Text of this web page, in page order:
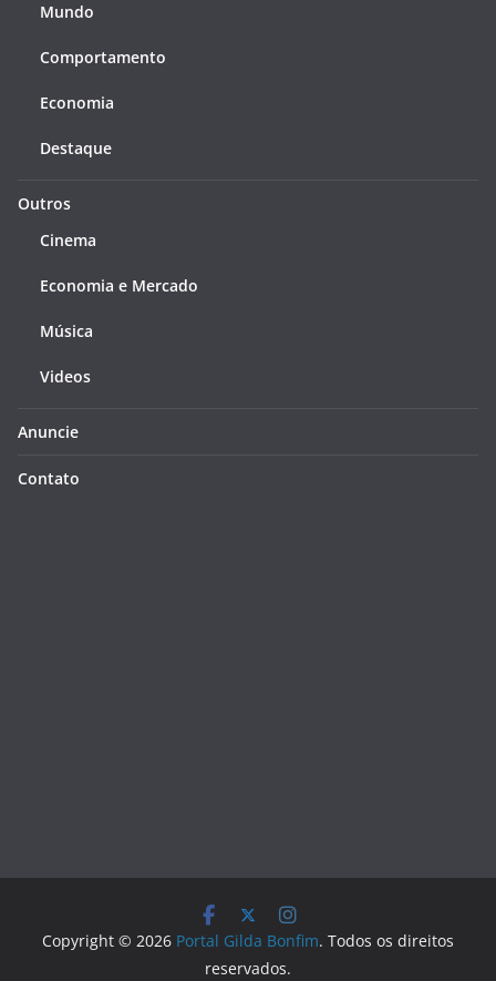
Mundo
Comportamento
Economia
Destaque
Outros
Cinema
Economia e Mercado
Música
Videos
Anuncie
Contato
Copyright © 2026 Portal Gilda Bonfim. Todos os direitos
reservados.